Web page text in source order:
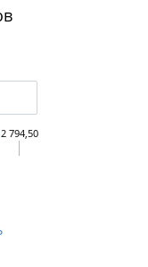
2 794,50